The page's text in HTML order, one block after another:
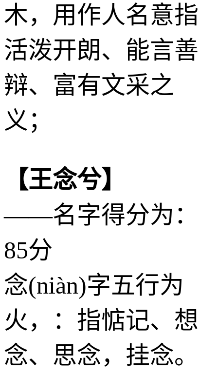
木，用作人名意指
活泼开朗、能言善
辩、富有文采之
义；
【王念兮】
——名字得分为：
85分
念(niàn)字五行为
火 ，：指惦记、想
念、思念，挂念。